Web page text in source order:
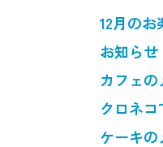
12月のお
お知らせ
カフェの
クロネ
ケーキの